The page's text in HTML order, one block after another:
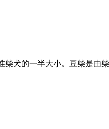
犬的一半大小。豆柴是